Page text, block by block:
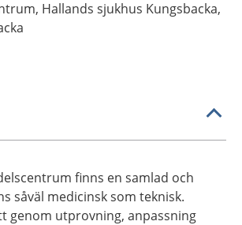
Hallands sjukhus Kungsbacka,
finns en samlad och
såväl medicinsk som teknisk.
genom utprovning, anpassning